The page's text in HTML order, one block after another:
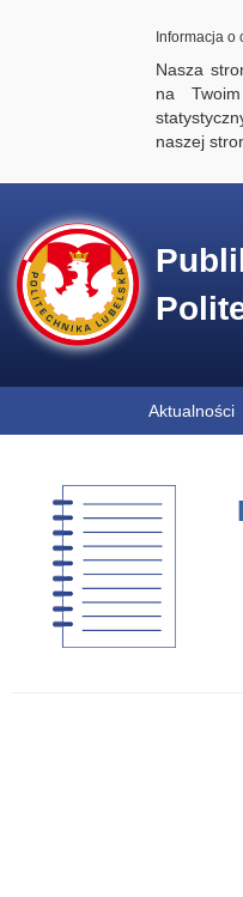
Informacja o
Nasza
na
naszej
Aktualności